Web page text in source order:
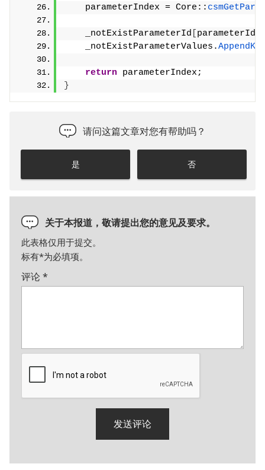
    parameterIndex = Core::
    _notExistParameterId
parameterId
    _notExistParameterValues.
return parameterIndex;
}
请问这篇文章对您有帮助吗？
是 否
关于本报道，敬请提出您的意见及要求。
此表格仅用于提交。
标有*为必填项。
评论*